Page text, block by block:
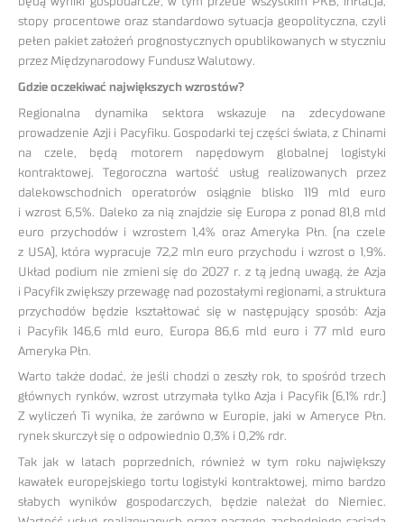
stopy procentowe oraz standardowo sytuacja geopolityczna, czyli
pełen pakiet założeń prognostycznych opublikowanych w styczniu
przez Międzynarodowy Fundusz Walutowy.
Gdzie oczekiwać największych wzrostów?
Regionalna dynamika sektora wskazuje na zdecydowane
prowadzenie Azji i Pacyfiku. Gospodarki tej części świata, z Chinami
na czele, będą motorem napędowym globalnej logistyki
kontraktowej. Tegoroczna wartość usług realizowanych przez
dalekowschodnich operatorów osiągnie blisko 119 mld euro
i wzrost 6,5%. Daleko za nią znajdzie się Europa z ponad 81,8 mld
euro przychodów i wzrostem 1,4% oraz Ameryka Płn. (na czele
z USA), która wypracuje 72,2 mln euro przychodu i wzrost o 1,9%.
Układ podium nie zmieni się do 2027 r. z tą jedną uwagą, że Azja
i Pacyfik zwiększy przewagę nad pozostałymi regionami, a struktura
przychodów będzie kształtować się w następujący sposób: Azja
i Pacyfik 146,6 mld euro, Europa 86,6 mld euro i 77 mld euro
Ameryka Płn.
Warto także dodać, że jeśli chodzi o zeszły rok, to spośród trzech
głównych rynków, wzrost utrzymała tylko Azja i Pacyfik (6,1% rdr.)
Z wyliczeń Ti wynika, że zarówno w Europie, jaki w Ameryce Płn.
rynek skurczył się o odpowiednio 0,3% i 0,2% rdr.
Tak jak w latach poprzednich, również w tym roku największy
kawałek europejskiego tortu logistyki kontraktowej, mimo bardzo
słabych wyników gospodarczych, będzie należał do Niemiec.